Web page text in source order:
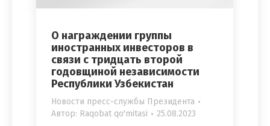
О награждении группы
иностранных инвесторов в
связи с тридцать второй
годовщиной независимости
Республики Узбекистан
Новости пресс-службы Президента
Автор: Raqobat qo'mitasi 25.08.2023